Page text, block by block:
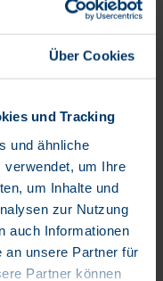
Über Cookies
und Tracking
und ähnliche
verwendet, um Ihre
um Inhalte und
zur Nutzung
auch Informationen
an unsere Partner für
Partner können